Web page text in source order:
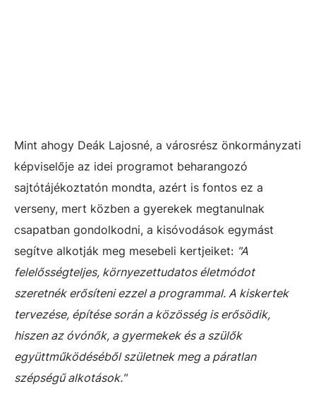
Mint ahogy Deák Lajosné, a városrész önkormányzati
képviselője az idei programot beharangozó
sajtótájékoztatón mondta, azért is fontos ez a
verseny, mert közben a gyerekek megtanulnak
csapatban gondolkodni, a kisóvodások egymást
segítve alkotják meg mesebeli kertjeiket: "A
felelősségteljes, környezettudatos életmódot
szeretnék erősíteni ezzel a programmal. A kiskertek
tervezése, építése során a közösség is erősödik,
hiszen az óvónők, a gyermekek és a szülők
együttműködéséből születnek meg a páratlan
szépségű alkotások."